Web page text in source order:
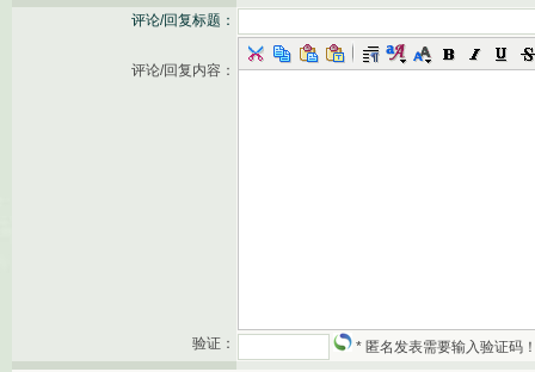
评论/回复标题：
评论/回复内容：
验证： * 匿名发表需要输入验证码